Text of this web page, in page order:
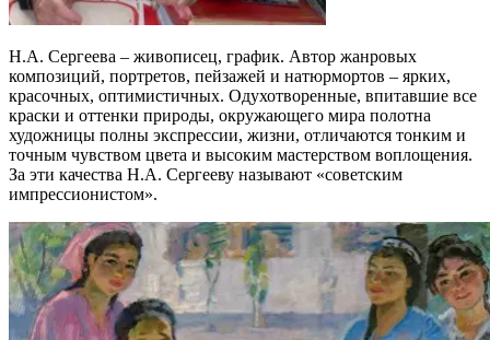
Н.А. Сергеева – живописец, график. Автор жанровых
композиций, портретов, пейзажей и натюрмортов – ярких,
красочных, оптимистичных. Одухотворенные, впитавшие все
краски и оттенки природы, окружающего мира полотна
художницы полны экспрессии, жизни, отличаются тонким и
точным чувством цвета и высоким мастерством воплощения.
За эти качества Н.А. Сергееву называют «советским
импрессионистом».